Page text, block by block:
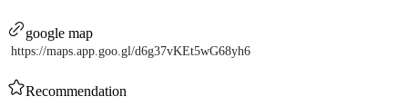
google map
https://maps.app.goo.gl/d6g37vKEt5wG68yh6
Recommendation